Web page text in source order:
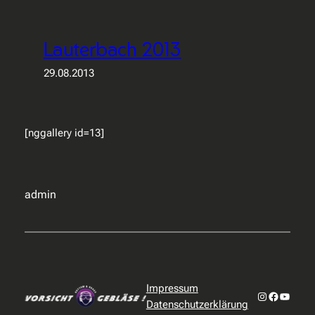
Lauterbach 2013
29.08.2013
[nggallery id=13]
admin
Impressum
Datenschutzerklärung
Instagram